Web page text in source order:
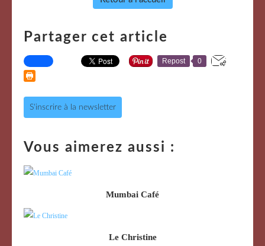
Partager cet article
Repost 0
S'inscrire à la newsletter
Vous aimerez aussi :
Mumbai Café
Le Christine